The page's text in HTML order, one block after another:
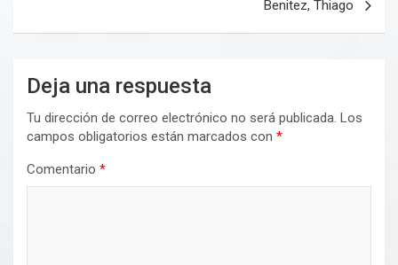
Benitez, Thiago
Deja una respuesta
Tu dirección de correo electrónico no será publicada. Los
campos obligatorios están marcados con *
Comentario *